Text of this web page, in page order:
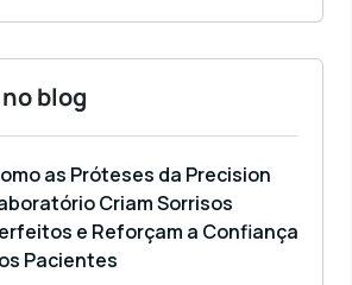
blog
as Próteses da Precision
Criam Sorrisos
e Reforçam a Confiança
Pacientes